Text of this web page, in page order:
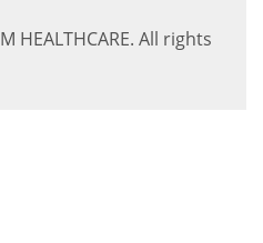
HEALTHCARE. All rights